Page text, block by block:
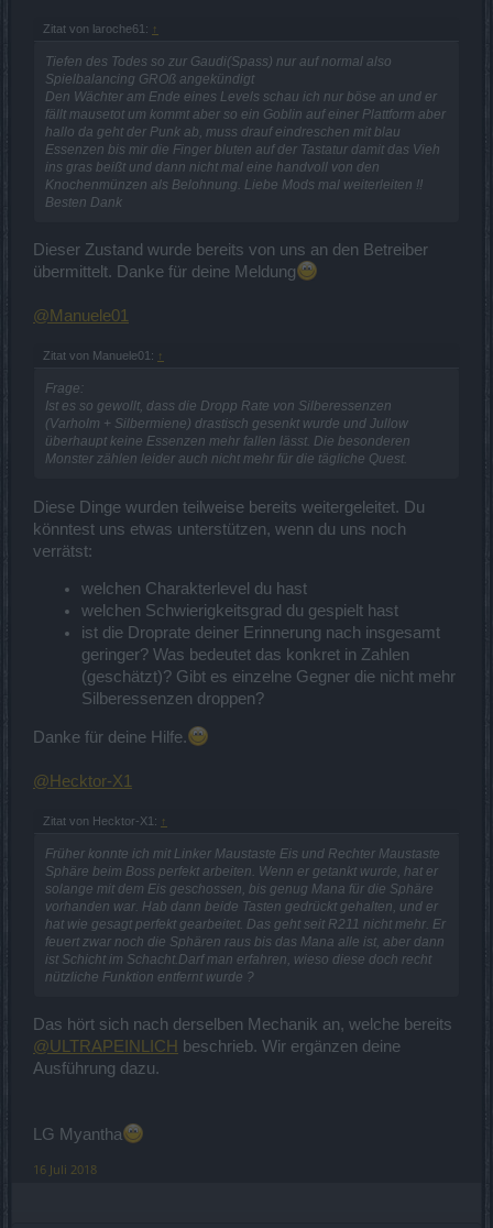
Zitat von laroche61: ↑
Tiefen des Todes so zur Gaudi(Spass) nur auf normal also
Spielbalancing GROß angekündigt
Den Wächter am Ende eines Levels schau ich nur böse an und er
fällt mausetot um kommt aber so ein Goblin auf einer Plattform aber
hallo da geht der Punk ab, muss drauf eindreschen mit blau
Essenzen bis mir die Finger bluten auf der Tastatur damit das Vieh
ins gras beißt und dann nicht mal eine handvoll von den
Knochenmünzen als Belohnung. Liebe Mods mal weiterleiten !!
Besten Dank
Dieser Zustand wurde bereits von uns an den Betreiber
übermittelt. Danke für deine Meldung
@Manuele01
Zitat von Manuele01: ↑
Frage:
Ist es so gewollt, dass die Dropp Rate von Silberessenzen
(Varholm + Silbermiene) drastisch gesenkt wurde und Jullow
überhaupt keine Essenzen mehr fallen lässt. Die besonderen
Monster zählen leider auch nicht mehr für die tägliche Quest.
Diese Dinge wurden teilweise bereits weitergeleitet. Du
könntest uns etwas unterstützen, wenn du uns noch
verrätst:
welchen Charakterlevel du hast
welchen Schwierigkeitsgrad du gespielt hast
ist die Droprate deiner Erinnerung nach insgesamt
geringer? Was bedeutet das konkret in Zahlen
(geschätzt)? Gibt es einzelne Gegner die nicht mehr
Silberessenzen droppen?
Danke für deine Hilfe.
@Hecktor-X1
Zitat von Hecktor-X1: ↑
Früher konnte ich mit Linker Maustaste Eis und Rechter Maustaste
Sphäre beim Boss perfekt arbeiten. Wenn er getankt wurde, hat er
solange mit dem Eis geschossen, bis genug Mana für die Sphäre
vorhanden war. Hab dann beide Tasten gedrückt gehalten, und er
hat wie gesagt perfekt gearbeitet. Das geht seit R211 nicht mehr. Er
feuert zwar noch die Sphären raus bis das Mana alle ist, aber dann
ist Schicht im Schacht.Darf man erfahren, wieso diese doch recht
nützliche Funktion entfernt wurde ?
Das hört sich nach derselben Mechanik an, welche bereits
@ULTRAPEINLICH beschrieb. Wir ergänzen deine
Ausführung dazu.
LG Myantha
16 Juli 2018